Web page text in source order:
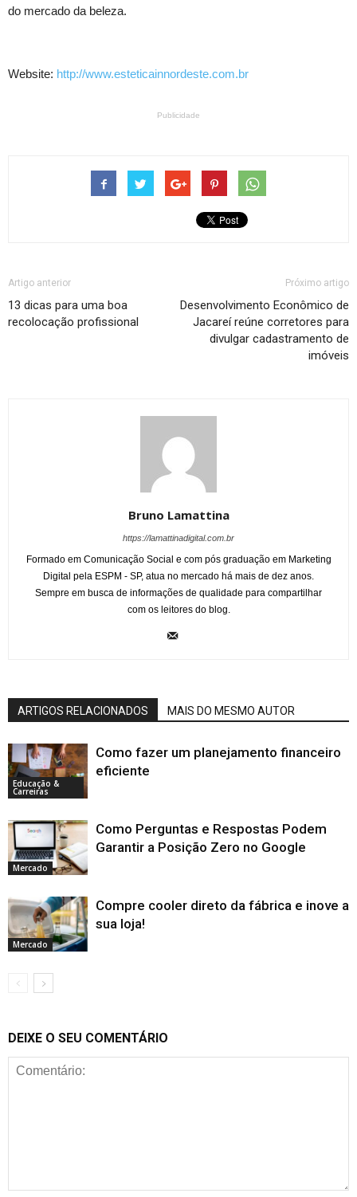
do mercado da beleza.
Website: http://www.esteticainnordeste.com.br
Publicidade
Artigo anterior
13 dicas para uma boa
recolocação profissional
Próximo artigo
Desenvolvimento Econômico de
Jacareí reúne corretores para
divulgar cadastramento de
imóveis
Bruno Lamattina
https://lamattinadigital.com.br
Formado em Comunicação Social e com pós graduação em Marketing
Digital pela ESPM - SP, atua no mercado há mais de dez anos.
Sempre em busca de informações de qualidade para compartilhar
com os leitores do blog.
ARTIGOS RELACIONADOS MAIS DO MESMO AUTOR
Educação &
Carreiras
Como fazer um planejamento financeiro
eficiente
Mercado
Como Perguntas e Respostas Podem
Garantir a Posição Zero no Google
Mercado
Compre cooler direto da fábrica e inove a
sua loja!
DEIXE O SEU COMENTÁRIO